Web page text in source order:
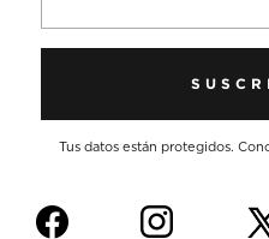
Tus datos están protegidos.
f i